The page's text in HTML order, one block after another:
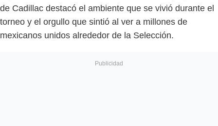
de Cadillac destacó el ambiente que se vivió durante el
torneo y el orgullo que sintió al ver a millones de
mexicanos unidos alrededor de la Selección.